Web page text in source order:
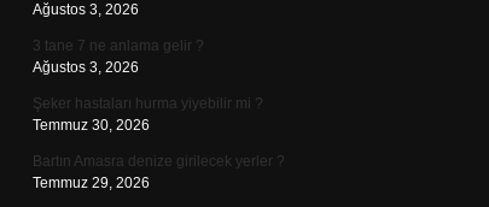
Ağustos 3, 2026
3 tane 7 ne anlama gelir ?
Ağustos 3, 2026
Şeker hastaları hurma yiyebilir mi ?
Temmuz 30, 2026
Bartın Amasra denize girilecek yerler ?
Temmuz 29, 2026